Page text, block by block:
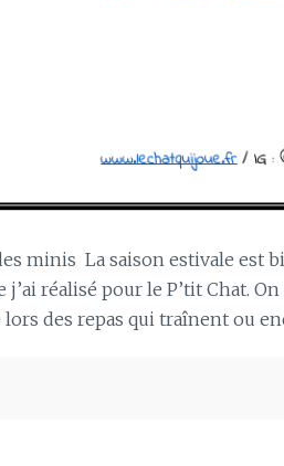
minis La saison estivale est
j’ai réalisé pour le P’tit Chat.
des repas qui traînent ou